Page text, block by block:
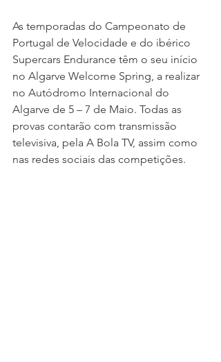
As temporadas do Campeonato de
Portugal de Velocidade e do ibérico
Supercars Endurance têm o seu início
no Algarve Welcome Spring, a realizar
no Autódromo Internacional do
Algarve de 5 – 7 de Maio. Todas as
provas contarão com transmissão
televisiva, pela A Bola TV, assim como
nas redes sociais das competições.